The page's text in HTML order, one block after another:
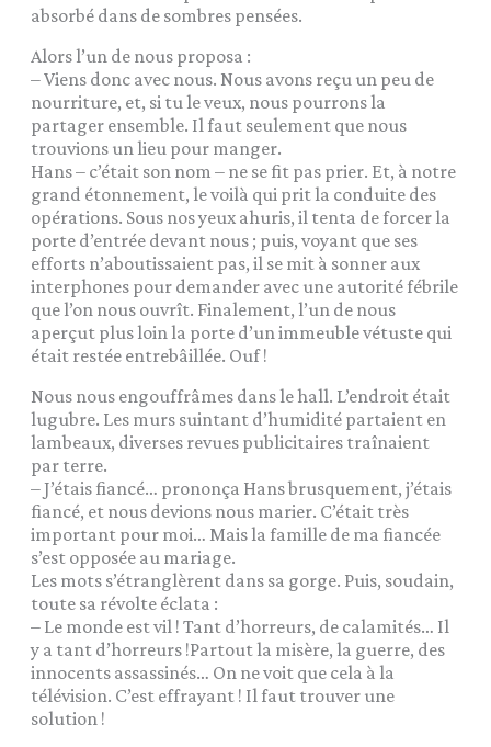
absorbé dans de sombres pensées.
Alors l’un de nous proposa :
– Viens donc avec nous. Nous avons reçu un peu de
nourriture, et, si tu le veux, nous pourrons la
partager ensemble. Il faut seulement que nous
trouvions un lieu pour manger.
Hans – c’était son nom – ne se fit pas prier. Et, à notre
grand étonnement, le voilà qui prit la conduite des
opérations. Sous nos yeux ahuris, il tenta de forcer la
porte d’entrée devant nous ; puis, voyant que ses
efforts n’aboutissaient pas, il se mit à sonner aux
interphones pour demander avec une autorité fébrile
que l’on nous ouvrît. Finalement, l’un de nous
aperçut plus loin la porte d’un immeuble vétuste qui
était restée entrebâillée. Ouf !
Nous nous engouffrâmes dans le hall. L’endroit était
lugubre. Les murs suintant d’humidité partaient en
lambeaux, diverses revues publicitaires traînaient
par terre.
– J’étais fiancé… prononça Hans brusquement, j’étais
fiancé, et nous devions nous marier. C’était très
important pour moi… Mais la famille de ma fiancée
s’est opposée au mariage.
Les mots s’étranglèrent dans sa gorge. Puis, soudain,
toute sa révolte éclata :
– Le monde est vil ! Tant d’horreurs, de calamités… Il
y a tant d’horreurs !Partout la misère, la guerre, des
innocents assassinés… On ne voit que cela à la
télévision. C’est effrayant ! Il faut trouver une
solution !